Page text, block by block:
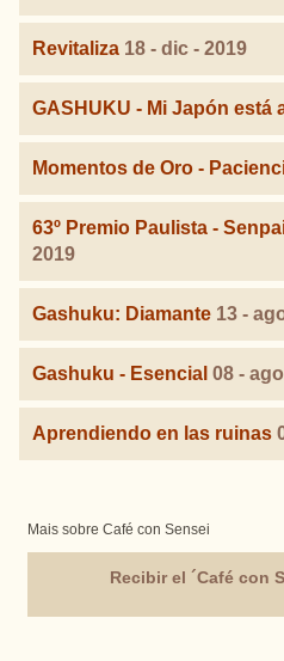
Revitaliza 18 - dic - 2019
GASHUKU - Mi Japón está
Momentos de Oro -
63º Premio Paulista -
2019
Gashuku: Diamante 13 -
Gashuku - Esencial 08 -
Aprendiendo en las ruinas
Mais sobre Café con Sensei
Recibir el ´Café con